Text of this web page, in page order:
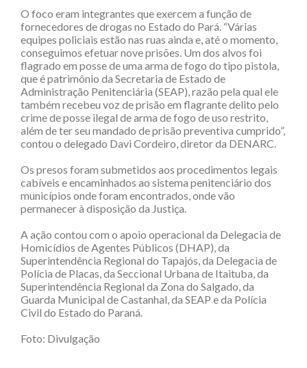
O foco eram integrantes que exercem a função de
fornecedores de drogas no Estado do Pará. “Várias
equipes policiais estão nas ruas ainda e, até o momento,
conseguimos efetuar nove prisões. Um dos alvos foi
flagrado em posse de uma arma de fogo do tipo pistola,
que é patrimônio da Secretaria de Estado de
Administração Penitenciária (SEAP), razão pela qual ele
também recebeu voz de prisão em flagrante delito pelo
crime de posse ilegal de arma de fogo de uso restrito,
além de ter seu mandado de prisão preventiva cumprido”,
contou o delegado Davi Cordeiro, diretor da DENARC.
Os presos foram submetidos aos procedimentos legais
cabíveis e encaminhados ao sistema penitenciário dos
municípios onde foram encontrados, onde vão
permanecer à disposição da Justiça.
A ação contou com o apoio operacional da Delegacia de
Homicídios de Agentes Públicos (DHAP), da
Superintendência Regional do Tapajós, da Delegacia de
Polícia de Placas, da Seccional Urbana de Itaituba, da
Superintendência Regional da Zona do Salgado, da
Guarda Municipal de Castanhal, da SEAP e da Polícia
Civil do Estado do Paraná.
Foto: Divulgação